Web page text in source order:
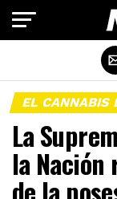
EL CANNABIS
La
la
de la